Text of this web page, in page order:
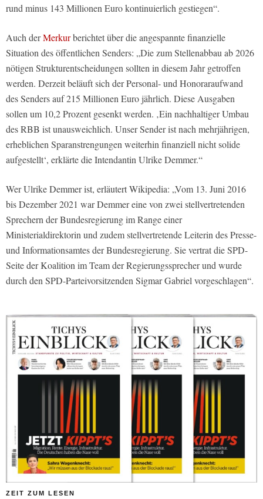
rund minus 143 Millionen Euro kontinuierlich gestiegen“.
Auch derMerkurberichtet über die angespannte finanzielle
Situation des öffentlichen Senders: „Die zum Stellenabbau ab 2026
nötigen Strukturentscheidungen sollten in diesem Jahr getroffen
werden. Derzeit beläuft sich der Personal- und Honoraraufwand
des Senders auf 215 Millionen Euro jährlich. Diese Ausgaben
sollen um 10,2 Prozent gesenkt werden. ‚Ein nachhaltiger Umbau
des RBB ist unausweichlich. Unser Sender ist nach mehrjährigen,
erheblichen Sparanstrengungen weiterhin finanziell nicht solide
aufgestellt‘, erklärte die Intendantin Ulrike Demmer.“
Wer Ulrike Demmer ist, erläutert Wikipedia: „Vom 13. Juni 2016
bis Dezember 2021 war Demmer eine von zwei stellvertretenden
Sprechern der Bundesregierung im Range einer
Ministerialdirektorin und zudem stellvertretende Leiterin des Presse-
und Informationsamtes der Bundesregierung. Sie vertrat die SPD-
Seite der Koalition im Team der Regierungssprecher und wurde
durch den SPD-Parteivorsitzenden Sigmar Gabriel vorgeschlagen“.
ZEIT ZUM LESEN